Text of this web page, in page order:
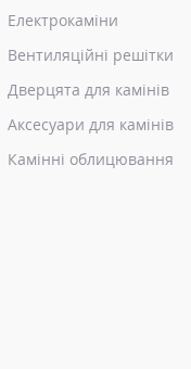
Електрокаміни
Вентиляційні решітки
Дверцята для камінів
Аксесуари для камінів
Камінні облицювання